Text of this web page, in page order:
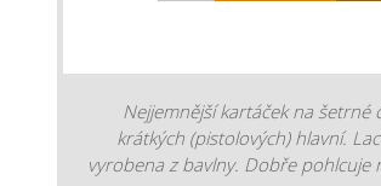
Nejjemnější kartáček na šetrné
krátkých (pistolových) hlavní.
vyrobena z bavlny. Dobře pohlcuje